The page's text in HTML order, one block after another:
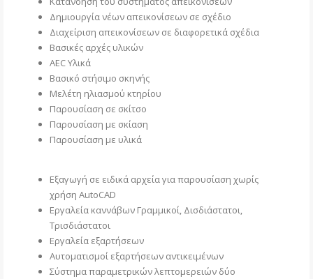
Δημιουργία νέων απεικονίσεων σε σχέδιο
Διαχείριση απεικονίσεων σε διαφορετικά σχέδια
Βασικές αρχές υλικών
AEC Υλικά
Βασικό στήσιμο σκηνής
Μελέτη ηλιασμού κτηρίου
Παρουσίαση σε σκίτσο
Παρουσίαση με σκίαση
Παρουσίαση με υλικά
Εξαγωγή σε ειδικά αρχεία για παρουσίαση χωρίς
χρήση AutoCAD
Εργαλεία καννάβων Γραμμικοί, Δισδιάστατοι,
Τρισδιάστατοι
Εργαλεία εξαρτήσεων
Αυτοματισμοί εξαρτήσεων αντικειμένων
Σύστημα παραμετρικών λεπτομερειών δύο